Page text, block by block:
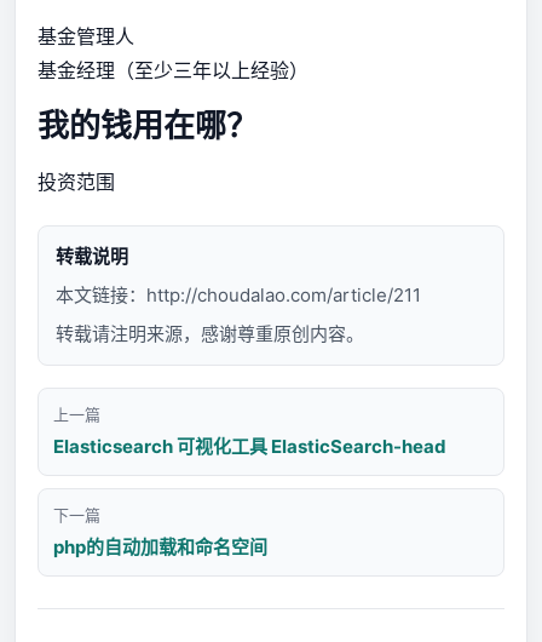
基金管理人
基金经理（至少三年以上经验）
我的钱用在哪？
投资范围
转载说明
本文链接： http://choudalao.com/article/211
转载请注明来源，感谢尊重原创内容。
上一篇
Elasticsearch 可视化工具 ElasticSearch-head
下一篇
php的自动加载和命名空间